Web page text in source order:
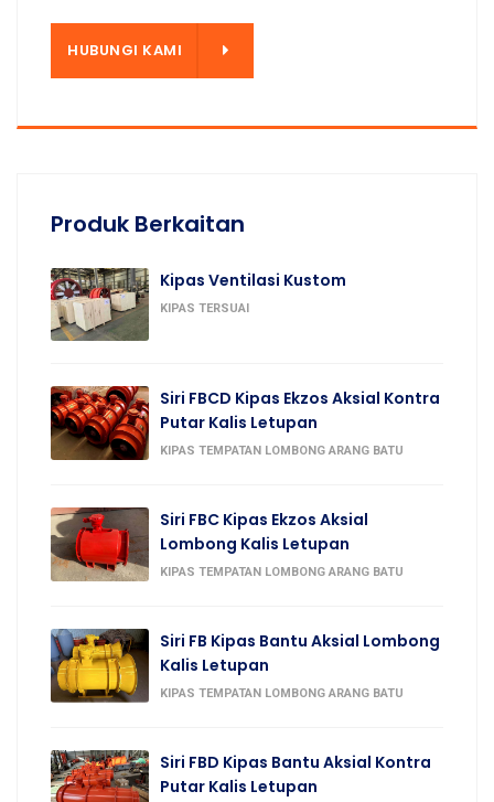
HUBUNGI KAMI
Produk Berkaitan
Kipas Ventilasi Kustom
KIPAS TERSUAI
Siri FBCD Kipas Ekzos Aksial Kontra
Putar Kalis Letupan
KIPAS TEMPATAN LOMBONG ARANG BATU
Siri FBC Kipas Ekzos Aksial
Lombong Kalis Letupan
KIPAS TEMPATAN LOMBONG ARANG BATU
Siri FB Kipas Bantu Aksial Lombong
Kalis Letupan
KIPAS TEMPATAN LOMBONG ARANG BATU
Siri FBD Kipas Bantu Aksial Kontra
Putar Kalis Letupan